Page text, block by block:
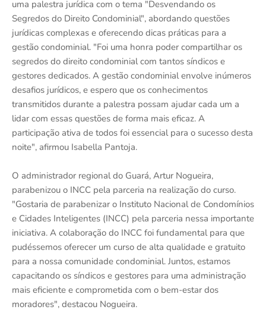
uma palestra jurídica com o tema "Desvendando os
Segredos do Direito Condominial", abordando questões
jurídicas complexas e oferecendo dicas práticas para a
gestão condominial. "Foi uma honra poder compartilhar os
segredos do direito condominial com tantos síndicos e
gestores dedicados. A gestão condominial envolve inúmeros
desafios jurídicos, e espero que os conhecimentos
transmitidos durante a palestra possam ajudar cada um a
lidar com essas questões de forma mais eficaz. A
participação ativa de todos foi essencial para o sucesso desta
noite", afirmou Isabella Pantoja.
O administrador regional do Guará, Artur Nogueira,
parabenizou o INCC pela parceria na realização do curso.
"Gostaria de parabenizar o Instituto Nacional de Condomínios
e Cidades Inteligentes (INCC) pela parceria nessa importante
iniciativa. A colaboração do INCC foi fundamental para que
pudéssemos oferecer um curso de alta qualidade e gratuito
para a nossa comunidade condominial. Juntos, estamos
capacitando os síndicos e gestores para uma administração
mais eficiente e comprometida com o bem-estar dos
moradores", destacou Nogueira.